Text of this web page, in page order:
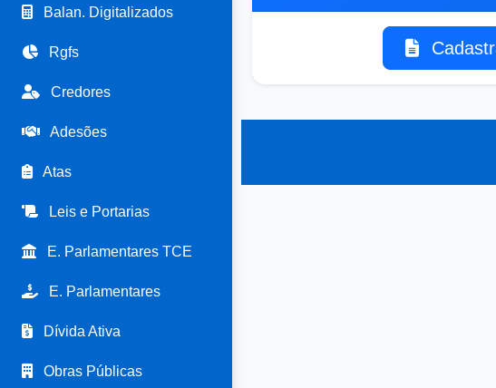
Balan. Digitalizados
Rgfs
Credores
Adesões
Atas
Leis e Portarias
E. Parlamentares TCE
E. Parlamentares
Dívida Ativa
Obras Públicas